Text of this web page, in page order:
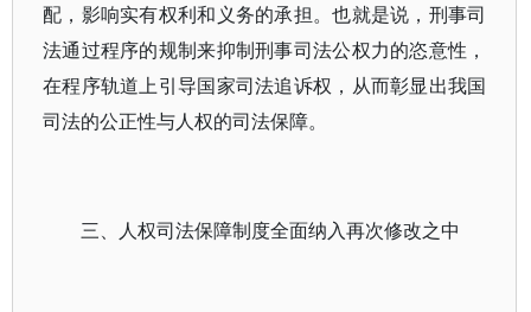
配，影响实有权利和义务的承担。也就是说，刑事司
法通过程序的规制来抑制刑事司法公权力的恣意性，
在程序轨道上引导国家司法追诉权，从而彰显出我国
司法的公正性与人权的司法保障。
三、人权司法保障制度全面纳入再次修改之中